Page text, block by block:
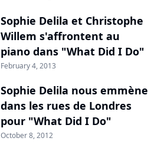
Sophie Delila et Christophe
Willem s'affrontent au
piano dans "What Did I Do"
February 4, 2013
Sophie Delila nous emmène
dans les rues de Londres
pour "What Did I Do"
October 8, 2012